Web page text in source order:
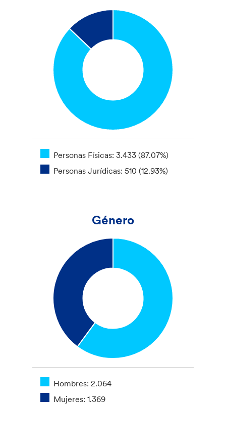
Personas Físicas: 3.433 (87.07%)
Personas Jurídicas: 510 (12.93%)
Género
Hombres: 2.064
Mujeres: 1.369